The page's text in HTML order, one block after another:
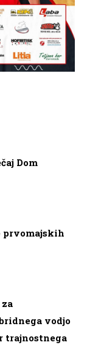
Dom
prvomajskih
vodjo
trajnostnega